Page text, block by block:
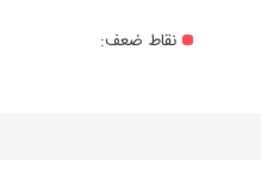
نقاط ضعف: